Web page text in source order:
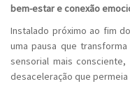
bem-estar e conexão
Instalado próximo ao fim
uma pausa que
sensorial mais
desaceleração que